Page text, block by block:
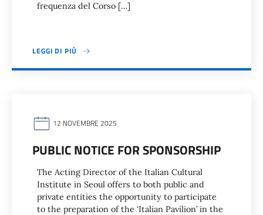
frequenza del Corso […]
LEGGI DI PIÙ
12 NOVEMBRE 2025
PUBLIC NOTICE FOR SPONSORSHIP
The Acting Director of the Italian Cultural
Institute in Seoul offers to both public and
private entities the opportunity to participate
to the preparation of the ‘Italian Pavilion’ in the